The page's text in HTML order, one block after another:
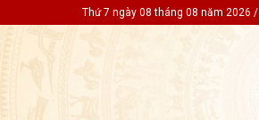
Thứ 7 ngày 08 tháng 08 năm 2026